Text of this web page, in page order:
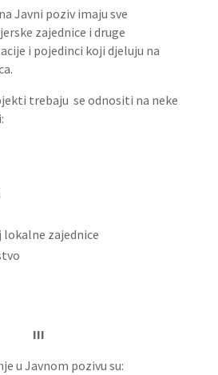
poziv imaju sve
zajednice i druge
i pojedinci koji djeluju na
trebaju se odnositi na neke
zajednice
III
u Javnom pozivu su: